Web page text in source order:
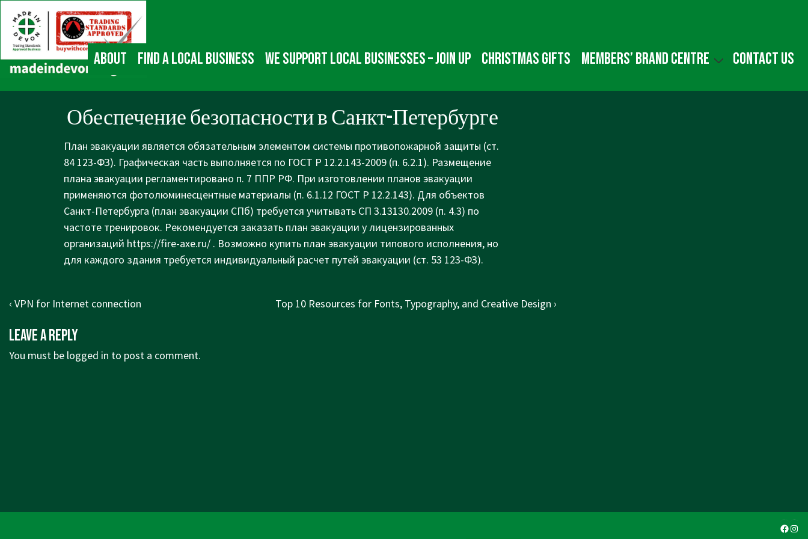
Skip
Main
Content
Main
Navigation
About Find a local business We Support Local Businesses – Join up Christmas gifts Members’ Brand Centre Contact us
Обеспечение безопасности в Санкт-Петербурге
План эвакуации является обязательным элементом системы противопожарной защиты (ст.
84 123-ФЗ). Графическая часть выполняется по ГОСТ Р 12.2.143-2009 (п. 6.2.1). Размещение
плана эвакуации регламентировано п. 7 ППР РФ. При изготовлении планов эвакуации
применяются фотолюминесцентные материалы (п. 6.1.12 ГОСТ Р 12.2.143). Для объектов
Санкт-Петербурга (план эвакуации СПб) требуется учитывать СП 3.13130.2009 (п. 4.3) по
частоте тренировок. Рекомендуется заказать план эвакуации у лицензированных
организаций https://fire-axe.ru/ . Возможно купить план эвакуации типового исполнения, но
для каждого здания требуется индивидуальный расчет путей эвакуации (ст. 53 123-ФЗ).
Post
Previous
is
‹ VPN for Internet connection
Next
Top 10 Resources for Fonts, Typography, and Creative Design ›
Leave a Reply
You must be logged in to post a comment.